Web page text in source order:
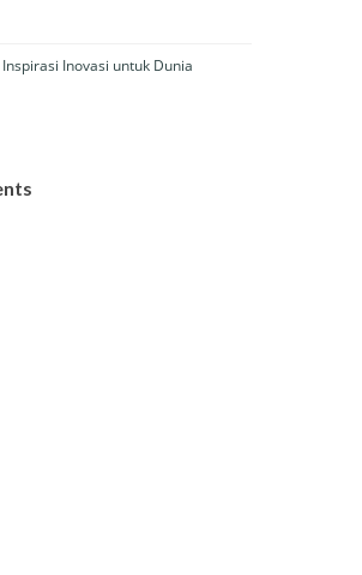
Inovasi untuk Dunia